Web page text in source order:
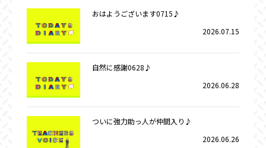
おはようございます0715♪
2026.07.15
自然に感謝0628♪
2026.06.28
ついに強力助っ人が仲間入り♪
2026.06.26